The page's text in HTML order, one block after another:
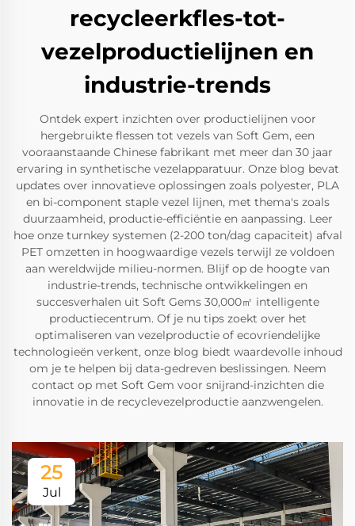
recycleerkfles-tot-
vezelproductielijnen en
industrie-trends
Ontdek expert inzichten over productielijnen voor
hergebruikte flessen tot vezels van Soft Gem, een
vooraanstaande Chinese fabrikant met meer dan 30 jaar
ervaring in synthetische vezelapparatuur. Onze blog bevat
updates over innovatieve oplossingen zoals polyester, PLA
en bi-component staple vezel lijnen, met thema's zoals
duurzaamheid, productie-efficiëntie en aanpassing. Leer
hoe onze turnkey systemen (2-200 ton/dag capaciteit) afval
PET omzetten in hoogwaardige vezels terwijl ze voldoen
aan wereldwijde milieu-normen. Blijf op de hoogte van
industrie-trends, technische ontwikkelingen en
succesverhalen uit Soft Gems 30,000㎡ intelligente
productiecentrum. Of je nu tips zoekt over het
optimaliseren van vezelproductie of ecovriendelijke
technologieën verkent, onze blog biedt waardevolle inhoud
om je te helpen bij data-gedreven beslissingen. Neem
contact op met Soft Gem voor snijrand-inzichten die
innovatie in de recyclevezelproductie aanzwengelen.
25
Jul